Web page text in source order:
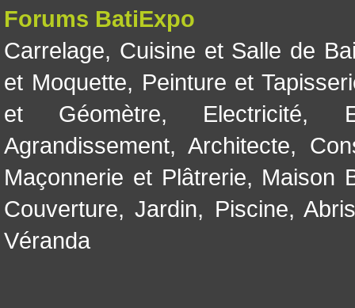
Forums BatiExpo
Carrelage, Cuisine et Salle de
et Moquette, Peinture et
et Géomètre, Electricité,
Agrandissement, Architecte,
Maçonnerie et Plâtrerie, Maison
Couverture,Jardin, Piscine,
Véranda